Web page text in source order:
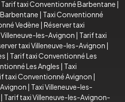
Tarif taxi Conventionné Barbentane |
| Taxi Conventionné
Vedène | Réserver taxi
Villeneuve-les-Avignon | Tarif taxi
taxi Villeneuve-les-Avignon |
| Tarif taxi Conventionné Les
Les Angles | Taxi
taxi Conventionné Avignon |
| Taxi Villeneuve-les-
| Tarif taxi Villeneuve-les-Avignon-